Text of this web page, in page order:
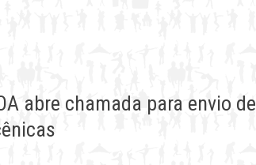
abre chamada para envio de